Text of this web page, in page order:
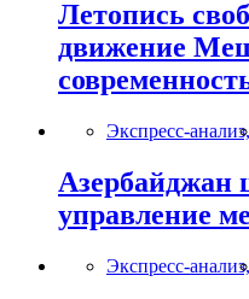
Летопись
движение
Экспресс-анализ,
Азербайджан
управление
Экспресс-анализ,